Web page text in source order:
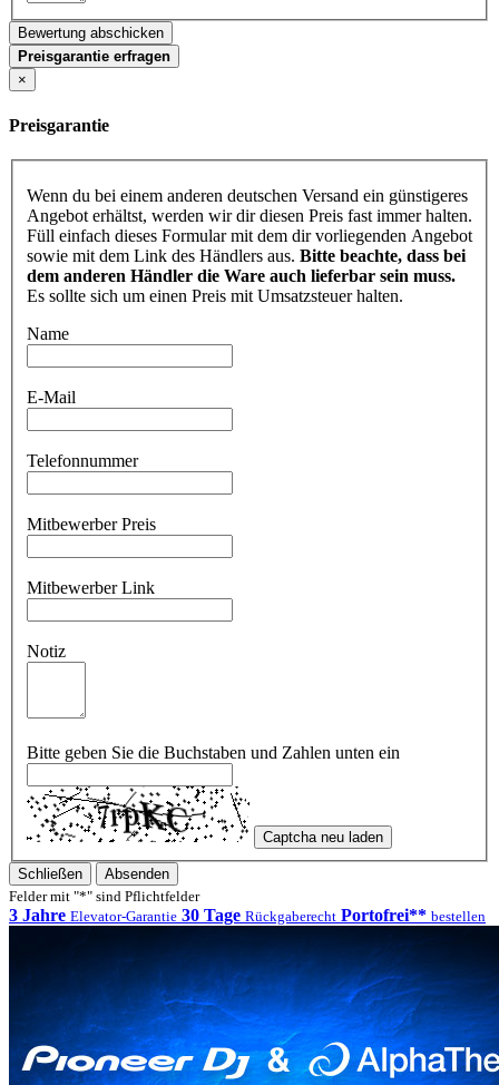
Bewertung abschicken
Preisgarantie erfragen
×
Preisgarantie
Wenn du bei einem anderen deutschen Versand ein günstigeres
Angebot erhältst, werden wir dir diesen Preis fast immer halten.
Füll einfach dieses Formular mit dem dir vorliegenden Angebot
sowie mit dem Link des Händlers aus. Bitte beachte, dass bei
dem anderen Händler die Ware auch lieferbar sein muss.
Es sollte sich um einen Preis mit Umsatzsteuer halten.
Name
E-Mail
Telefonnummer
Mitbewerber Preis
Mitbewerber Link
Notiz
Bitte geben Sie die Buchstaben und Zahlen unten ein
Captcha neu laden
Schließen
Absenden
Felder mit "*" sind Pflichtfelder
3 Jahre Elevator-Garantie 30 Tage Rückgaberecht Portofrei** bestellen